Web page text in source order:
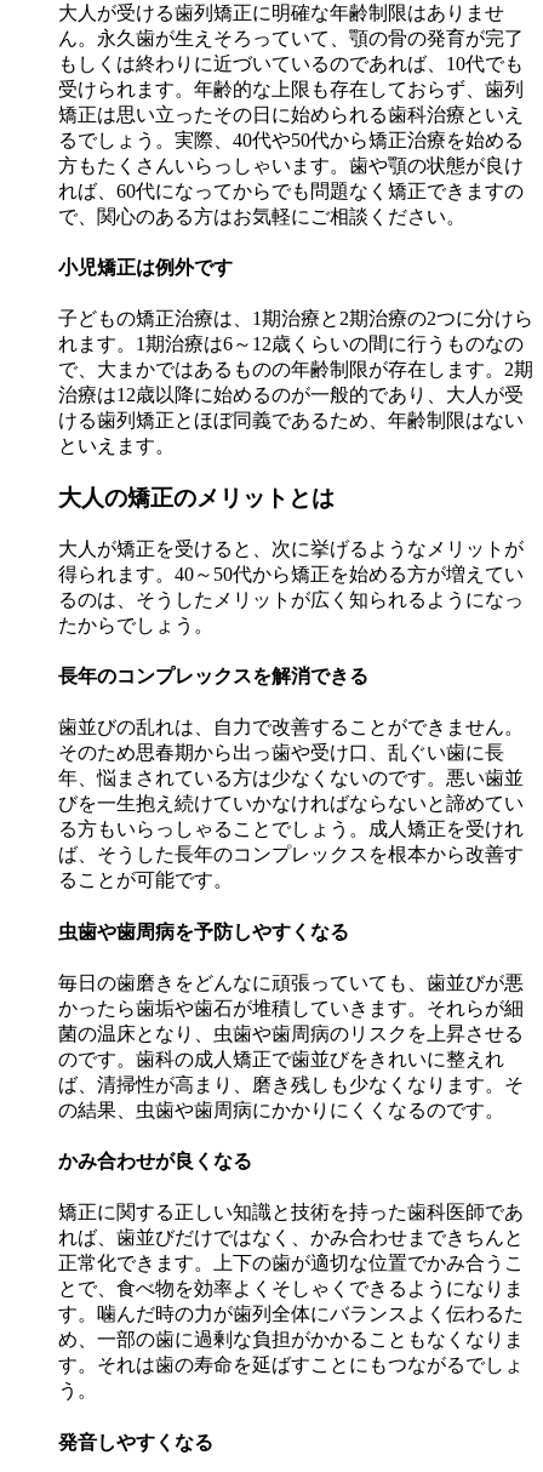
大人が受ける歯列矯正に明確な年齢制限はありませ
ん。永久歯が生えそろっていて、顎の骨の発育が完了
もしくは終わりに近づいているのであれば、10代でも
受けられます。年齢的な上限も存在しておらず、歯列
矯正は思い立ったその日に始められる歯科治療といえ
るでしょう。実際、40代や50代から矯正治療を始める
方もたくさんいらっしゃいます。歯や顎の状態が良け
れば、60代になってからでも問題なく矯正できますの
で、関心のある方はお気軽にご相談ください。
小児矯正は例外です
子どもの矯正治療は、1期治療と2期治療の2つに分けら
れます。1期治療は6～12歳くらいの間に行うものなの
で、大まかではあるものの年齢制限が存在します。2期
治療は12歳以降に始めるのが一般的であり、大人が受
ける歯列矯正とほぼ同義であるため、年齢制限はない
といえます。
大人の矯正のメリットとは
大人が矯正を受けると、次に挙げるようなメリットが
得られます。40～50代から矯正を始める方が増えてい
るのは、そうしたメリットが広く知られるようになっ
たからでしょう。
長年のコンプレックスを解消できる
歯並びの乱れは、自力で改善することができません。
そのため思春期から出っ歯や受け口、乱ぐい歯に長
年、悩まされている方は少なくないのです。悪い歯並
びを一生抱え続けていかなければならないと諦めてい
る方もいらっしゃることでしょう。成人矯正を受けれ
ば、そうした長年のコンプレックスを根本から改善す
ることが可能です。
虫歯や歯周病を予防しやすくなる
毎日の歯磨きをどんなに頑張っていても、歯並びが悪
かったら歯垢や歯石が堆積していきます。それらが細
菌の温床となり、虫歯や歯周病のリスクを上昇させる
のです。歯科の成人矯正で歯並びをきれいに整えれ
ば、清掃性が高まり、磨き残しも少なくなります。そ
の結果、虫歯や歯周病にかかりにくくなるのです。
かみ合わせが良くなる
矯正に関する正しい知識と技術を持った歯科医師であ
れば、歯並びだけではなく、かみ合わせまできちんと
正常化できます。上下の歯が適切な位置でかみ合うこ
とで、食べ物を効率よくそしゃくできるようになりま
す。噛んだ時の力が歯列全体にバランスよく伝わるた
め、一部の歯に過剰な負担がかかることもなくなりま
す。それは歯の寿命を延ばすことにもつながるでしょ
う。
発音しやすくなる